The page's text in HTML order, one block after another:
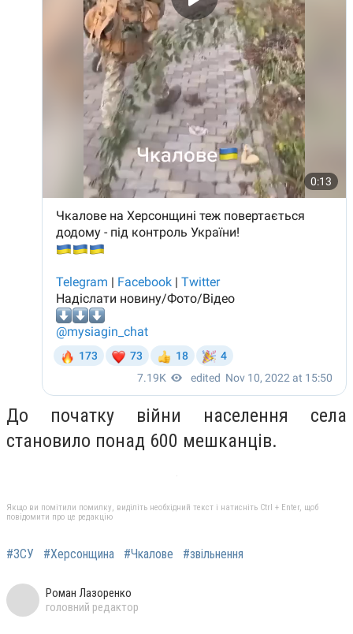
До початку війни населення села
становило понад 600 мешканців.
Якщо ви помітили помилку, виділіть необхідний текст і натисніть Ctrl + Enter, щоб
повідомити про це редакцію
#ЗСУ #Херсонщина #Чкалове #звільнення
Роман Лазоренко
головний редактор